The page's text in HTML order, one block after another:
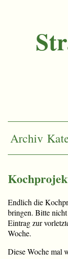
Archiv
Endlich die
bringen. Bitte nicht
Eintrag zur
Woche.
Diese Woche mal